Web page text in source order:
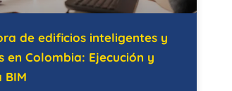
de edificios inteligentes y
en Colombia: Ejecución y